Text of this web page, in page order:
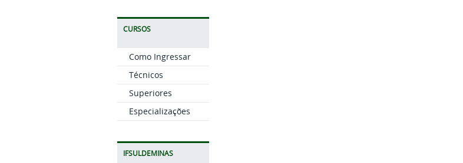
CURSOS
Como Ingressar
Técnicos
Superiores
Especializações
IFSULDEMINAS